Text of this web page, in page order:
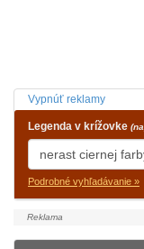
Vypnúť reklamy
Legenda v krížovke
Podrobné vyhľadávanie »